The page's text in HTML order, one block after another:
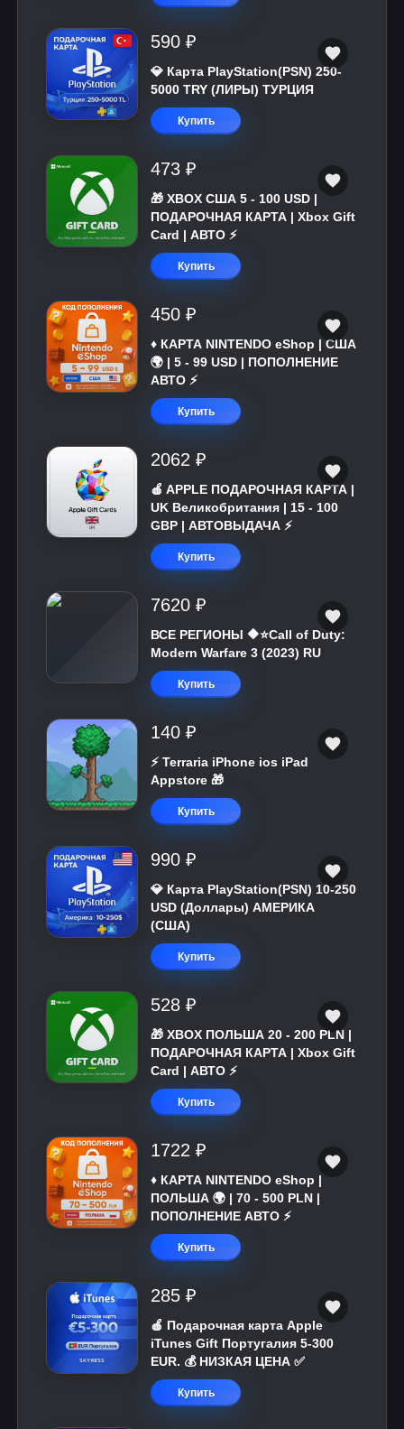
590 ₽
💎 Карта PlayStation(PSN) 250-
5000 TRY (ЛИРЫ) ТУРЦИЯ
Купить
473 ₽
🎁 XBOX США 5 - 100 USD |
ПОДАРОЧНАЯ КАРТА | Xbox Gift
Card | АВТО ⚡
Купить
450 ₽
♦️ КАРТА NINTENDO eShop | США
🌍 | 5 - 99 USD | ПОПОЛНЕНИЕ
АВТО ⚡
Купить
2062 ₽
🍎 APPLE ПОДАРОЧНАЯ КАРТА |
UK Великобритания | 15 - 100
GBP | АВТОВЫДАЧА ⚡️
Купить
7620 ₽
ВСЕ РЕГИОНЫ 🔶⭐Call of Duty:
Modern Warfare 3 (2023) RU
Купить
140 ₽
⚡️ Terraria iPhone ios iPad
Appstore 🎁
Купить
990 ₽
💎 Карта PlayStation(PSN) 10-250
USD (Доллары) АМЕРИКА
(США)
Купить
528 ₽
🎁 XBOX ПОЛЬША 20 - 200 PLN |
ПОДАРОЧНАЯ КАРТА | Xbox Gift
Card | АВТО ⚡
Купить
1722 ₽
♦️ КАРТА NINTENDO eShop |
ПОЛЬША 🌍 | 70 - 500 PLN |
ПОПОЛНЕНИЕ АВТО ⚡
Купить
285 ₽
🍎 Подарочная карта Apple
iTunes Gift Португалия 5-300
EUR. 💰 НИЗКАЯ ЦЕНА ✅
Купить